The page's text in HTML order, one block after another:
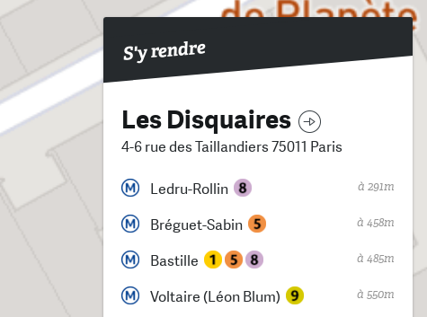
S'y rendre
Les Disquaires
4-6 rue des Taillandiers 75011 Paris
Ledru-Rollin à 291m
Bréguet-Sabin à 458m
Bastille à 485m
Voltaire (Léon Blum) à 550m